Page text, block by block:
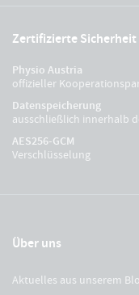
Zertifizierte Sicherheit
Physio Austria
offizieller
Datenspeicherung
ausschließlich innerhalb
AES256-GCM
Verschlüsselung
Über uns
Aktuelles aus unserem